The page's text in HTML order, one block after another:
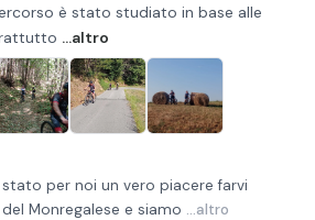
è stato studiato in base alle
...altro
stato per noi un vero piacere farvi
Monregalese e siamo ...altro